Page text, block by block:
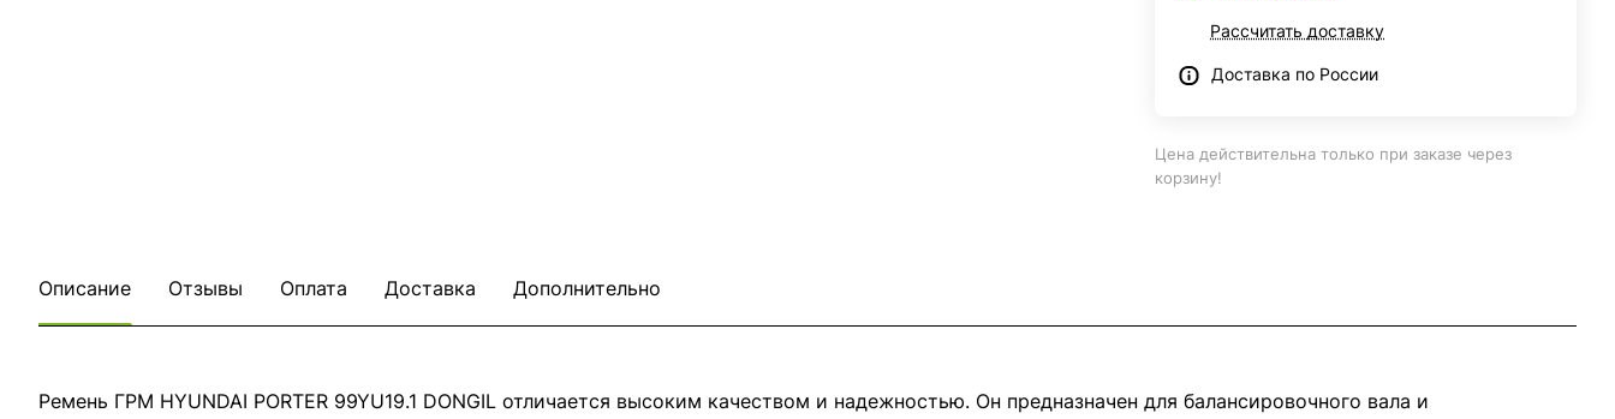
Рассчитать доставку
Доставка по России
Цена действительна только при заказе через
корзину!
Описание Отзывы Оплата Доставка Дополнительно
Ремень ГРМ HYUNDAI PORTER 99YU19.1 DONGIL отличается высоким качеством и надежностью. Он предназначен для балансировочного вала и